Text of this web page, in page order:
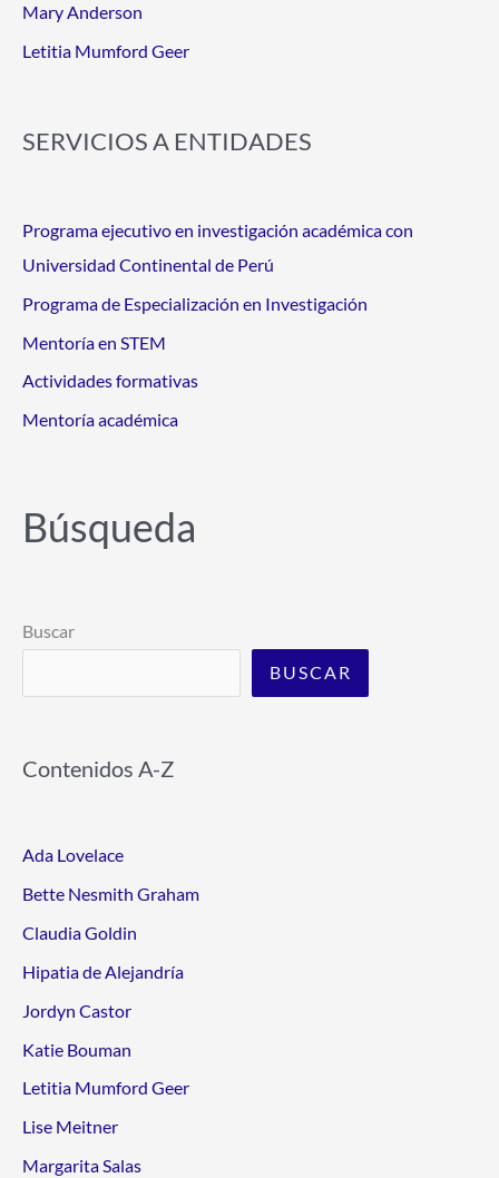
Mary Anderson
Letitia Mumford Geer
SERVICIOS A ENTIDADES
Programa ejecutivo en investigación académica con
Universidad Continental de Perú
Programa de Especialización en Investigación
Mentoría en STEM
Actividades formativas
Mentoría académica
Búsqueda
Buscar
BUSCAR
Contenidos A-Z
Ada Lovelace
Bette Nesmith Graham
Claudia Goldin
Hipatia de Alejandría
Jordyn Castor
Katie Bouman
Letitia Mumford Geer
Lise Meitner
Margarita Salas